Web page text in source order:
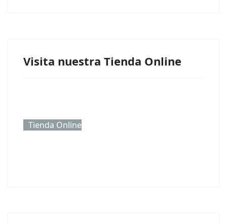
Visita nuestra Tienda Online
Tienda Online